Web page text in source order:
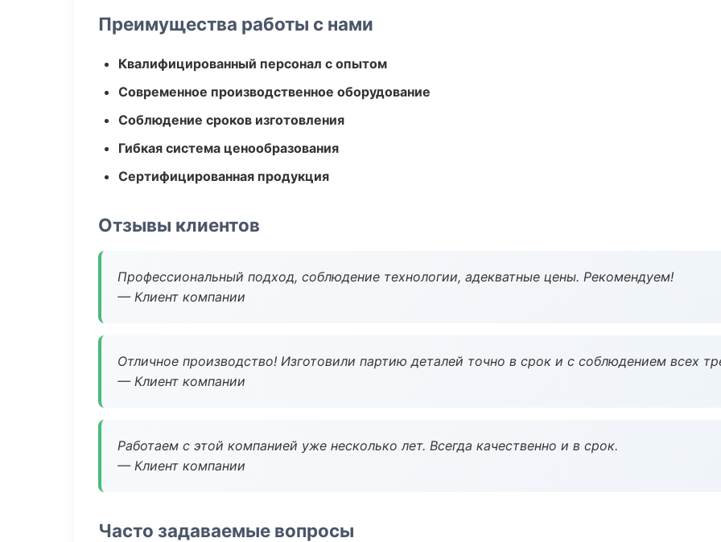
Преимущества работы с нами
Квалифицированный персонал с опытом
Современное производственное оборудование
Соблюдение сроков изготовления
Гибкая система ценообразования
Сертифицированная продукция
Отзывы клиентов
Профессиональный подход, соблюдение технологии, адекватные цены. Рекомендуем!
— Клиент компании
Отличное производство! Изготовили партию деталей точно в срок и с соблюдением всех
— Клиент компании
Работаем с этой компанией уже несколько лет. Всегда качественно и в срок.
— Клиент компании
Часто задаваемые вопросы